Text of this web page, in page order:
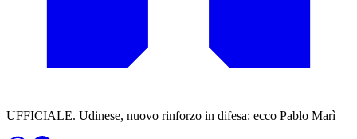
UFFICIALE. Udinese, nuovo rinforzo in difesa: ecco Pablo Marì